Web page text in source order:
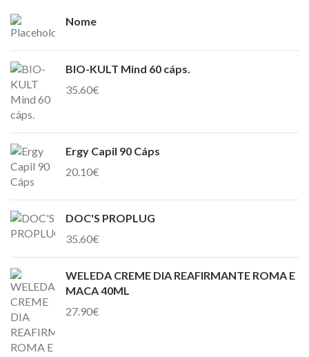
Nome
BIO-KULT Mind 60 cáps.
35.60€
Ergy Capil 90 Cáps
20.10€
DOC'S PROPLUG
35.60€
WELEDA CREME DIA REAFIRMANTE ROMA E
MACA 40ML
27.90€